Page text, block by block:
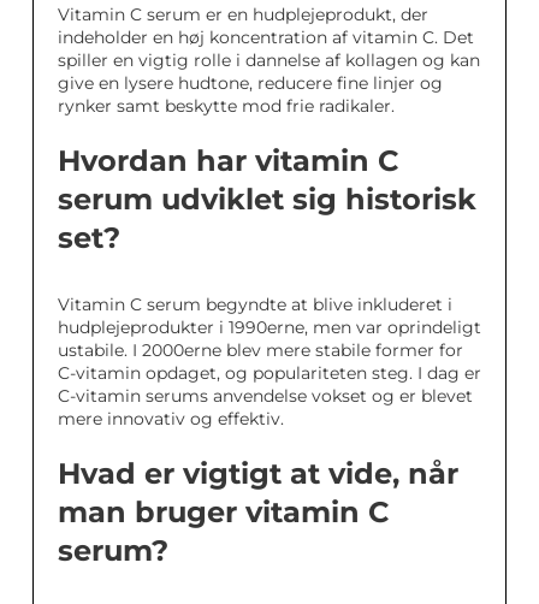
Vitamin C serum er en hudplejeprodukt, der
indeholder en høj koncentration af vitamin C. Det
spiller en vigtig rolle i dannelse af kollagen og kan
give en lysere hudtone, reducere fine linjer og
rynker samt beskytte mod frie radikaler.
Hvordan har vitamin C
serum udviklet sig historisk
set?
Vitamin C serum begyndte at blive inkluderet i
hudplejeprodukter i 1990erne, men var oprindeligt
ustabile. I 2000erne blev mere stabile former for
C-vitamin opdaget, og populariteten steg. I dag er
C-vitamin serums anvendelse vokset og er blevet
mere innovativ og effektiv.
Hvad er vigtigt at vide, når
man bruger vitamin C
serum?